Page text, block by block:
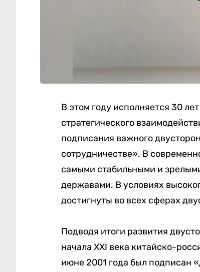
В этом году исполняется 30
стратегического
подписания важного
сотрудничестве». В
самыми стабильными и
державами. В условиях
достигнуты во всех сферах
Подводя итоги развития
начала XXI века китайско-
июне 2001 года был подписан